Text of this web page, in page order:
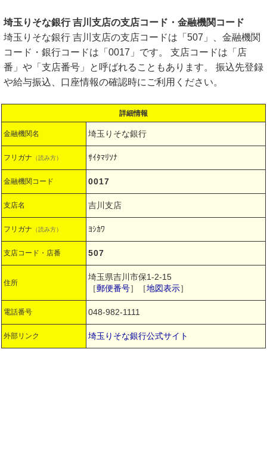
埼玉りそな銀行 吉川支店の支店コード・金融機関コード
埼玉りそな銀行 吉川支店の支店コードは「507」、金融機関
コード・銀行コードは「0017」です。 支店コードは「店
番」や「支店番号」と呼ばれることもあります。 振込先登録
や給与振込、口座情報の確認時にご利用ください。
詳細情報
金融機関名 埼玉りそな銀行
フリガナ （読み方） ｻｲﾀﾏﾘｿﾅ
金融機関コード 0017
支店名 吉川支店
フリガナ （読み方） ﾖｼｶﾜ
支店コード・店番 507
住所
埼玉県吉川市保1-2-15
［郵便番号］［地図表示］
電話番号 048-982-1111
外部リンク 埼玉りそな銀行公式サイト